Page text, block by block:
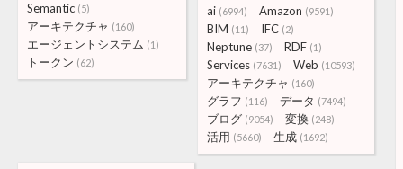
Semantic (5)
アーキテクチャ (160)
エージェントシステム (1)
トークン (62)
ai (6994) Amazon (9591)
BIM (11) IFC (2)
Neptune (37) RDF (1)
Services (7631) Web (10593)
アーキテクチャ (160)
グラフ (116) データ (7494)
ブログ (9054) 変換 (248)
活用 (5660) 生成 (1692)